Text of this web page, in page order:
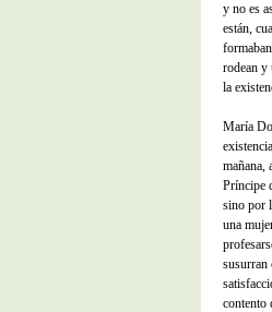
y no es
están,
rodean y
la
María
mañana,
Príncipe
sino por
una
susurran
contento